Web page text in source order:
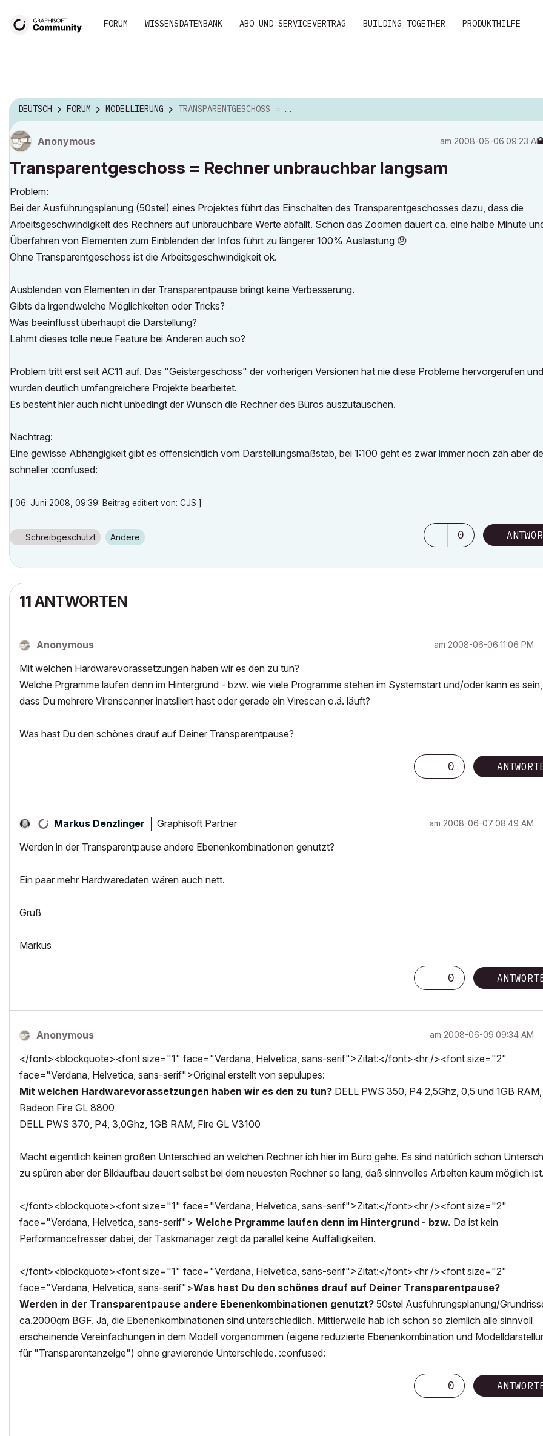
FORUM WISSENSDATENBANK ABO UND SERVICEVERTRAG BUILDING TOGETHER PRODUKTHILFE
DEUTSCH FORUM MODELLIERUNG TRANSPARENTGESCHOSS = RECHNER UNBRAUCHBAR LANGSAM
Anonymous am ‎2008-06-06 09:23 AM
Transparentgeschoss = Rechner unbrauchbar langsam
Problem:
Bei der Ausführungsplanung (50stel) eines Projektes führt das Einschalten des Transparentgeschosses dazu, dass die
Arbeitsgeschwindigkeit des Rechners auf unbrauchbare Werte abfällt. Schon das Zoomen dauert ca. eine halbe Minute
Überfahren von Elementen zum Einblenden der Infos führt zu längerer 100% Auslastung 😞
Ohne Transparentgeschoss ist die Arbeitsgeschwindigkeit ok.
Ausblenden von Elementen in der Transparentpause bringt keine Verbesserung.
Gibts da irgendwelche Möglichkeiten oder Tricks?
Was beeinflusst überhaupt die Darstellung?
Lahmt dieses tolle neue Feature bei Anderen auch so?
Problem tritt erst seit AC11 auf. Das "Geistergeschoss" der vorherigen Versionen hat nie diese Probleme hervorgerufen
wurden deutlich umfangreichere Projekte bearbeitet.
Es besteht hier auch nicht unbedingt der Wunsch die Rechner des Büros auszutauschen.
Nachtrag:
Eine gewisse Abhängigkeit gibt es offensichtlich vom Darstellungsmaßstab, bei 1:100 geht es zwar immer noch zäh aber
schneller :confused:
[ 06. Juni 2008, 09:39: Beitrag editiert von: CJS ]
Schreibgeschützt Andere 0
11 ANTWORTEN
Anonymous am ‎2008-06-06 11:06 PM
Mit welchen Hardwarevorassetzungen haben wir es den zu tun?
Welche Prgramme laufen denn im Hintergrund - bzw. wie viele Programme stehen im Systemstart und/oder kann es sein,
dass Du mehrere Virenscanner inatslliert hast oder gerade ein Virescan o.ä. läuft?
Was hast Du den schönes drauf auf Deiner Transparentpause?
0
Markus Denzlinger Graphisoft Partner am ‎2008-06-07 08:49 AM
Werden in der Transparentpause andere Ebenenkombinationen genutzt?
Ein paar mehr Hardwaredaten wären auch nett.
Gruß
Markus
0
Anonymous am ‎2008-06-09 09:34 AM
</font><blockquote><font size="1" face="Verdana, Helvetica, sans-serif">Zitat:</font><hr /><font size="2"
face="Verdana, Helvetica, sans-serif">Original erstellt von sepulupes:
Mit welchen Hardwarevorassetzungen haben wir es den zu tun? DELL PWS 350, P4 2,5Ghz, 0,5 und 1GB RAM,
Radeon Fire GL 8800
DELL PWS 370, P4, 3,0Ghz, 1GB RAM, Fire GL V3100
Macht eigentlich keinen großen Unterschied an welchen Rechner ich hier im Büro gehe. Es sind natürlich schon
zu spüren aber der Bildaufbau dauert selbst bei dem neuesten Rechner so lang, daß sinnvolles Arbeiten kaum möglich
</font><blockquote><font size="1" face="Verdana, Helvetica, sans-serif">Zitat:</font><hr /><font size="2"
face="Verdana, Helvetica, sans-serif"> Welche Prgramme laufen denn im Hintergrund - bzw. Da ist kein
Performancefresser dabei, der Taskmanager zeigt da parallel keine Auffälligkeiten.
</font><blockquote><font size="1" face="Verdana, Helvetica, sans-serif">Zitat:</font><hr /><font size="2"
face="Verdana, Helvetica, sans-serif">Was hast Du den schönes drauf auf Deiner Transparentpause?
Werden in der Transparentpause andere Ebenenkombinationen genutzt? 50stel Ausführungsplanung/
ca.2000qm BGF. Ja, die Ebenenkombinationen sind unterschiedlich. Mittlerweile hab ich schon so ziemlich alle sinnvoll
erscheinende Vereinfachungen in dem Modell vorgenommen (eigene reduzierte Ebenenkombination und
für "Transparentanzeige") ohne gravierende Unterschiede. :confused:
0